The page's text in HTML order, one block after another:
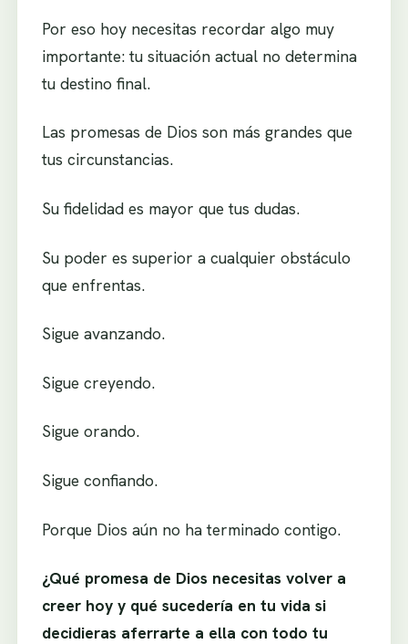
Por eso hoy necesitas recordar algo muy
importante: tu situación actual no determina
tu destino final.
Las promesas de Dios son más grandes que
tus circunstancias.
Su fidelidad es mayor que tus dudas.
Su poder es superior a cualquier obstáculo
que enfrentas.
Sigue avanzando.
Sigue creyendo.
Sigue orando.
Sigue confiando.
Porque Dios aún no ha terminado contigo.
¿Qué promesa de Dios necesitas volver a
creer hoy y qué sucedería en tu vida si
decidieras aferrarte a ella con todo tu